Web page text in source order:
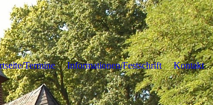
Termine Informationen/Festschrift Kontakt